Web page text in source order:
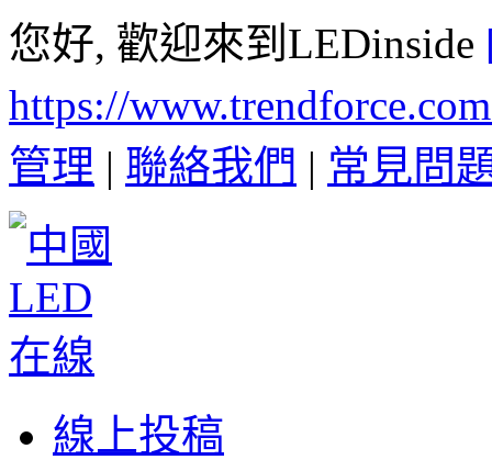
您好, 歡迎來到LEDinside
https://
管理 | 聯絡我們 | 常見問
線上投稿